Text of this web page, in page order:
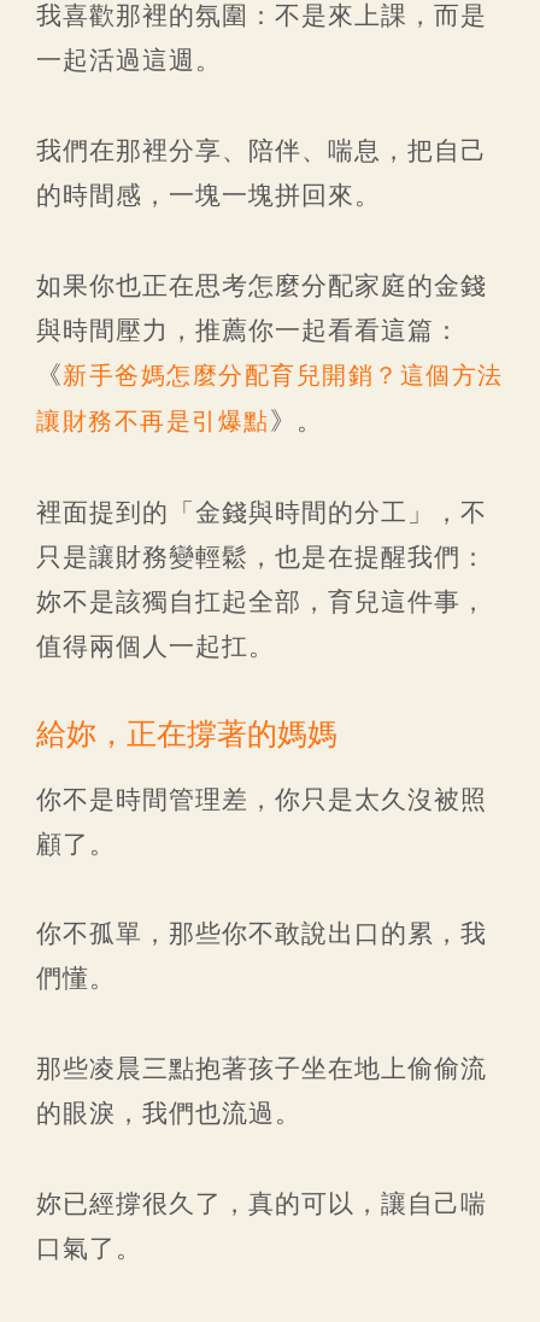
我喜歡那裡的氛圍：不是來上課，而是
一起活過這週。
我們在那裡分享、陪伴、喘息，把自己
的時間感，一塊一塊拼回來。
如果你也正在思考怎麼分配家庭的金錢
與時間壓力，推薦你一起看看這篇：
《新手爸媽怎麼分配育兒開銷？這個方法
讓財務不再是引爆點》。
裡面提到的「金錢與時間的分工」，不
只是讓財務變輕鬆，也是在提醒我們：
妳不是該獨自扛起全部，育兒這件事，
值得兩個人一起扛。
給妳，正在撐著的媽媽
你不是時間管理差，你只是太久沒被照
顧了。
你不孤單，那些你不敢說出口的累，我
們懂。
那些凌晨三點抱著孩子坐在地上偷偷流
的眼淚，我們也流過。
妳已經撐很久了，真的可以，讓自己喘
口氣了。